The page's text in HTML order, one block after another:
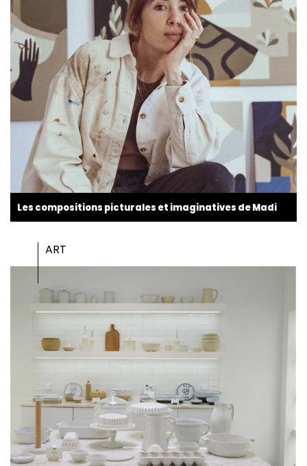
Les compositions picturales et imaginatives de Madi
ART